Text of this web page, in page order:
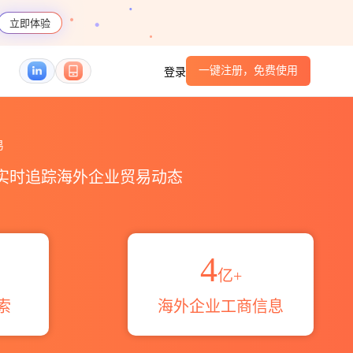
立即体验
登录 一键注册，免费使用
时追踪海外企业贸易动态
4亿+
海外企业工商信息